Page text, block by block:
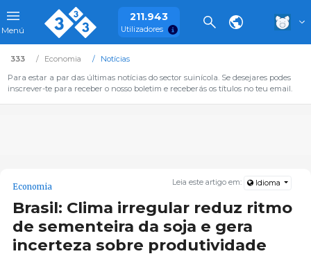
Menú
211.943
Utilizadores
333 Economia
Notícias
Para estar a par das últimas notícias do sector suinícola. Se desejares podes
inscrever-te para receber o nosso boletim e receberás os títulos no teu email.
Leia este artigo em: Idioma
Economia
Brasil: Clima irregular reduz ritmo
de sementeira da soja e gera
incerteza sobre produtividade